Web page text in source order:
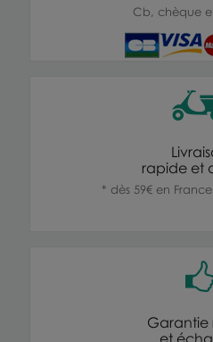
Cb, chèque
rapide et
* dès 59€ en
Garantie
et